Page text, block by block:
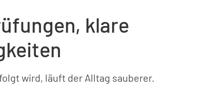
klare
wird, läuft der Alltag sauberer.